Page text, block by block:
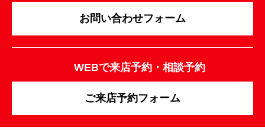
お問い合わせフォーム
WEBで来店予約・相談予約
ご来店予約フォーム